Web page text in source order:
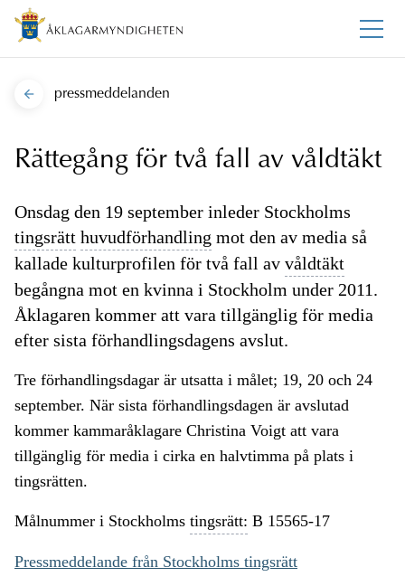
pressmeddelanden
Rättegång för två fall av våldtäkt
Onsdag den 19 september inleder Stockholms
tingsrätt huvudförhandling mot den av media så
kallade kulturprofilen för två fall av våldtäkt
begångna mot en kvinna i Stockholm under 2011.
Åklagaren kommer att vara tillgänglig för media
efter sista förhandlingsdagens avslut.
Tre förhandlingsdagar är utsatta i målet; 19, 20 och 24
september. När sista förhandlingsdagen är avslutad
kommer kammaråklagare Christina Voigt att vara
tillgänglig för media i cirka en halvtimma på plats i
tingsrätten.
Målnummer i Stockholms tingsrätt: B 15565-17
Pressmeddelande från Stockholms tingsrätt